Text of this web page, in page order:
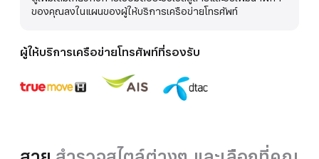
ของคุณลงในแผนของผู้ให้บริการเครือข่ายโทรศัพท์
เติม
ผู้ให้บริการเครือข่ายโทรศัพท์ที่รองรับ